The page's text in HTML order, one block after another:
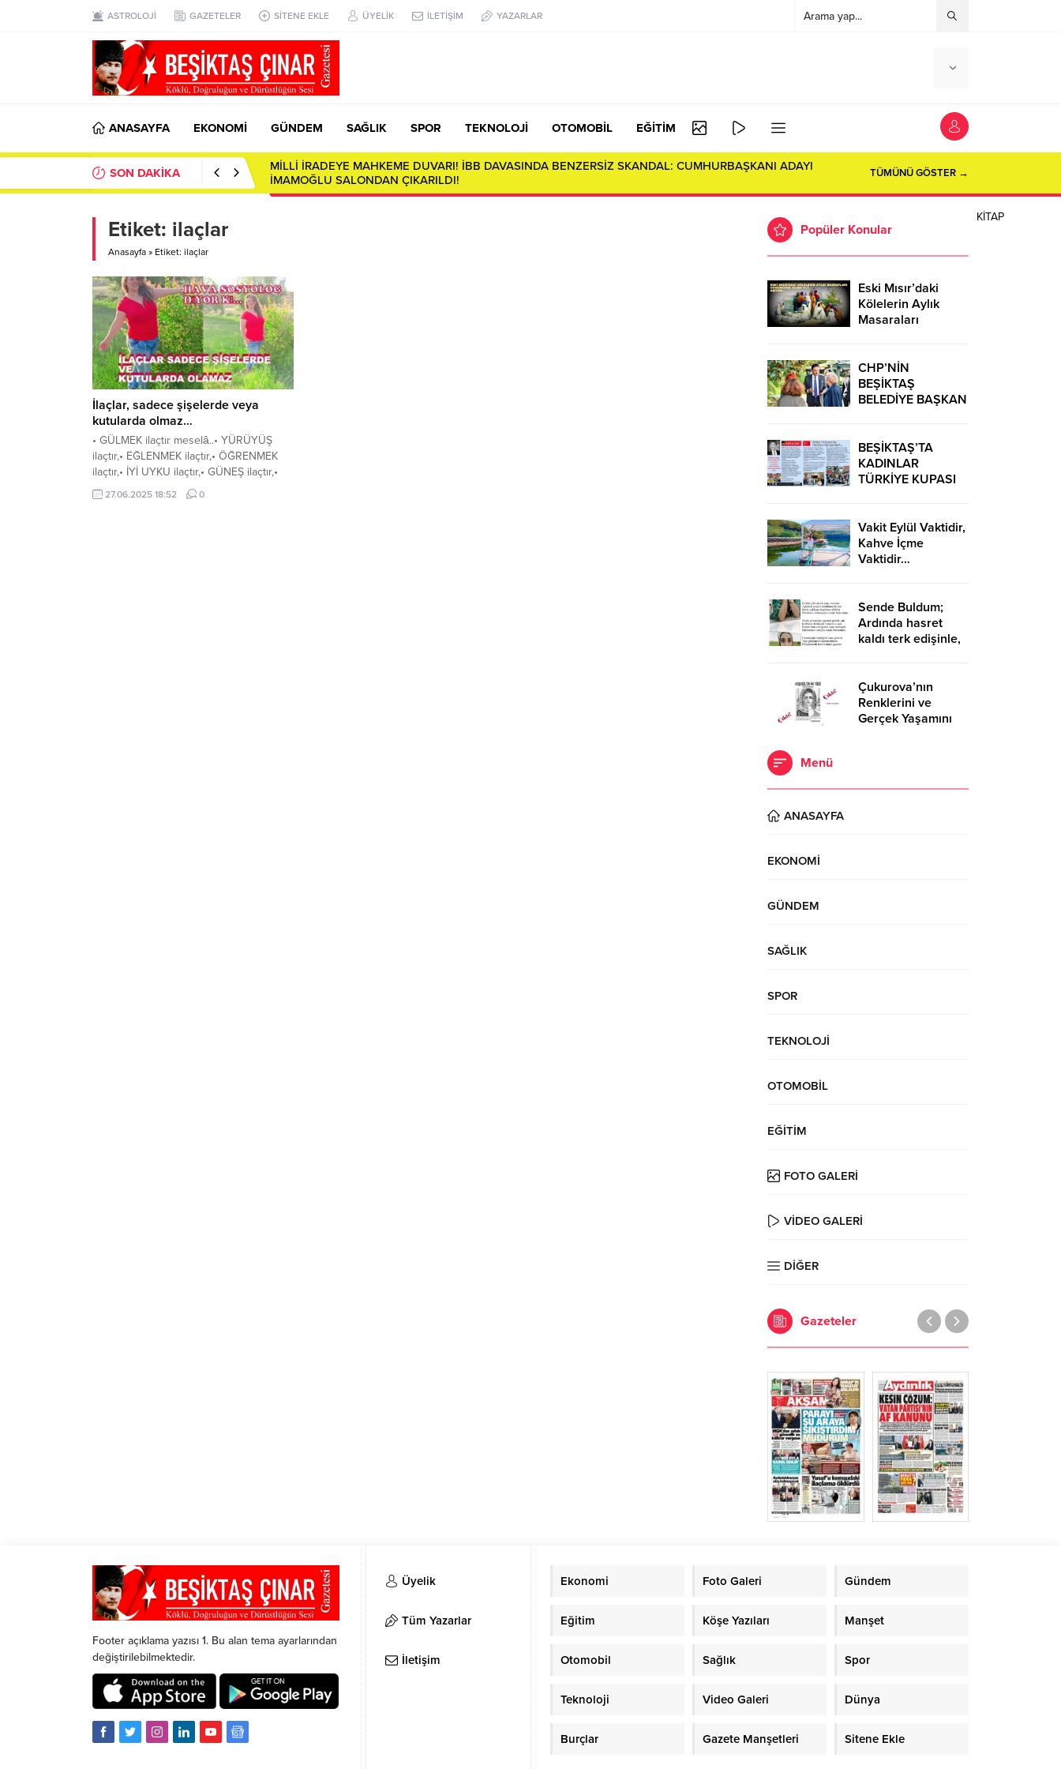
ASTROLOJİ GAZETELER SİTENE EKLE ÜYELİK İLETİŞİM YAZARLAR
ANASAYFA EKONOMİ GÜNDEM SAĞLIK SPOR TEKNOLOJİ OTOMOBİL EĞİTİM
SON DAKİKA
MİLLİ İRADEYE MAHKEME DUVARI! İBB DAVASINDA BENZERSİZ SKANDAL: CUMHURBAŞKANI ADAYI
İMAMOĞLU SALONDAN ÇIKARILDI!
TÜMÜNÜ GÖSTER →
KİTAP
Etiket: ilaçlar
Anasayfa » Etiket: ilaçlar
İlaçlar, sadece şişelerde veya
kutularda olmaz…
• GÜLMEK ilaçtır meselâ..• YÜRÜYÜŞ
ilaçtır,• EĞLENMEK ilaçtır,• ÖĞRENMEK
ilaçtır,• İYİ UYKU ilaçtır,• GÜNEŞ ilaçtır,•
SEVDİĞİMİZ BİRİYLE SOHBET ETMEK
de,• HER YENİ GÜN de
27.06.2025 18:52 0
Popüler Konular
Eski Mısır’daki
Kölelerin Aylık
Masaraları
Aşıyor…
CHP’NİN
BEŞİKTAŞ
BELEDİYE BAŞKAN
BEŞİKTAŞ’TA
KADINLAR
TÜRKİYE KUPASI
Vakit Eylül Vaktidir,
Kahve İçme
Vaktidir…
Sende Buldum;
Ardında hasret
kaldı terk edişinle,
Açıldı yaralarım
senin elinle…
Çukurova’nın
Renklerini ve
Gerçek Yaşamını
Menü
ANASAYFA
EKONOMİ
GÜNDEM
SAĞLIK
SPOR
TEKNOLOJİ
OTOMOBİL
EĞİTİM
FOTO GALERİ
VİDEO GALERİ
DİĞER
Gazeteler
Footer açıklama yazısı 1. Bu alan tema ayarlarından
değiştirilebilmektedir.
Üyelik
Tüm Yazarlar
İletişim
Ekonomi Foto Galeri Gündem
Eğitim Köşe Yazıları Manşet
Otomobil Sağlık Spor
Teknoloji Video Galeri Dünya
Burçlar Gazete Manşetleri Sitene Ekle